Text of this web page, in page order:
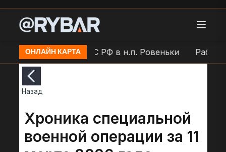
ОНЛАЙН КАРТА
Работа ПВО ВС РФ в н.п. Ровеньки Работа
Назад
Хроника специальной
военной операции за 11